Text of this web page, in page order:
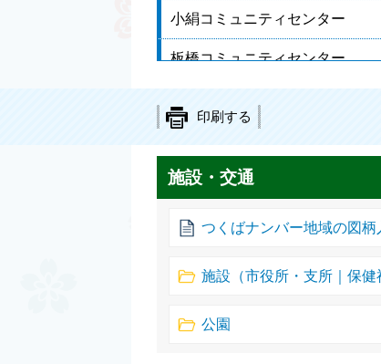
小絹コミュニティセンター
板橋コミュニティセンター
つくばみらい市立伊奈公民館
ィセンター
センター
印刷する
施設・交通
つくばナンバー地域の図柄
施設（市役所・支所｜保健
公園